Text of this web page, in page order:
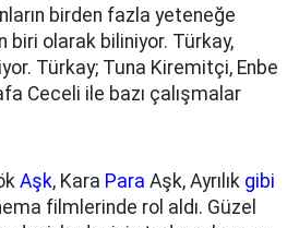
birden fazla yeteneğe
biri olarak biliniyor. Türkay,
Türkay; Tuna Kiremitçi, Enbe
Ceceli ile bazı çalışmalar
Aşk, Kara Para Aşk, Ayrılık gibi
filmlerinde rol aldı. Güzel